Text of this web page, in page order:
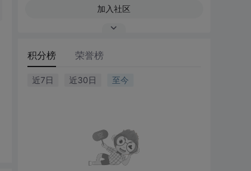
加入社区
积分榜 荣誉榜
近7日 近30日 至今